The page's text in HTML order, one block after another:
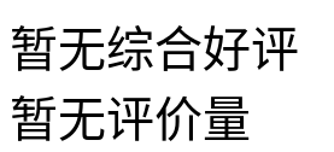
暂无综合好评
暂无评价量